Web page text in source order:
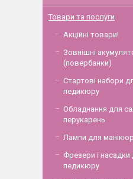
Товари та послуги
Акційні товари!
Зовнішні
(повербанки)
Стартові набори
педикюру
Обладнання для
перукарень
Лампи для
Фрезери і насадки
педикюру